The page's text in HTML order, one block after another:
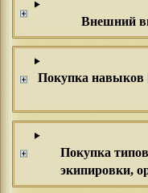
Внешний
Покупка навыков
Покупка
экипировки,